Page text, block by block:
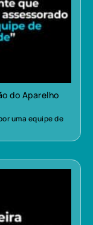
do Aparelho
uma equipe de